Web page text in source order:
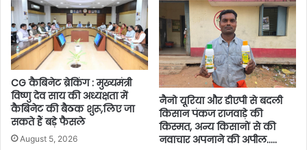
CG कैबिनेट ब्रेकिंग : मुख्यमंत्री
विष्णु देव साय की अध्यक्षता में
कैबिनेट की बैठक शुरू,लिए जा
सकते हैं बड़े फैसले
August 5, 2026
नैनो यूरिया और डीएपी से बदली
किसान पंकज राजवाड़े की
किस्मत, अन्य किसानों से की
नवाचार अपनाने की अपील…..